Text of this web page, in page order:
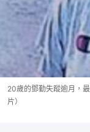
20歲的鄧勤失蹤逾月，
片）